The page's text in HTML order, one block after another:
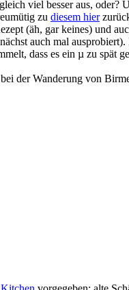
viel besser aus,
zu diesem hier
(äh, gar keines) und
auch mal
dass es ein µ zu
der Wanderung von